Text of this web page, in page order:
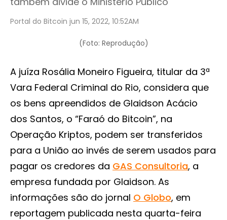
Portal do Bitcoin jun 15, 2022, 10:52AM
(Foto: Reprodução)
A juíza Rosália Moneiro Figueira, titular da 3ª
Vara Federal Criminal do Rio, considera que
os bens apreendidos de Glaidson Acácio
dos Santos, o “Faraó do Bitcoin”, na
Operação Kriptos, podem ser transferidos
para a União ao invés de serem usados para
pagar os credores da GAS Consultoria, a
empresa fundada por Glaidson. As
informações são do jornal O Globo, em
reportagem publicada nesta quarta-feira